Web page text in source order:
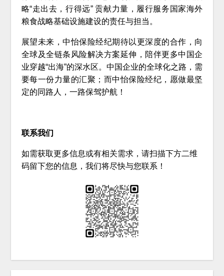
略“走出去，行得远” 贡献力量，履行服务国家海外
粮食战略基础设施建设的责任与担当。
展望未来，中怡保险经纪期待以更深度的合作，向
全球及全链条风险解决方案延伸，陪伴更多中国企
业穿越“出海”的深水区。中国企业的全球化之路，需
要每一份力量的汇聚；而中怡保险经纪，愿做最坚
定的同路人，一路保驾护航！
联系我们
如需获取更多信息或有相关需求，请扫描下方二维
码留下您的信息，我们将尽快与您联系！